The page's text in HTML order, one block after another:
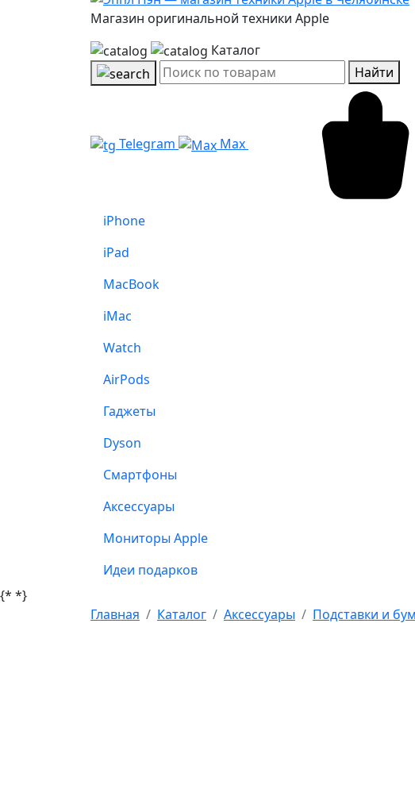
Магазин оригинальной техники Apple
Каталог
Найти
Telegram Max
iPhone
iPad
MacBook
iMac
Watch
AirPods
Гаджеты
Dyson
Смартфоны
Аксессуары
Мониторы Apple
Идеи подарков
{* *}
Главная
Каталог Аксессуары Подставки и